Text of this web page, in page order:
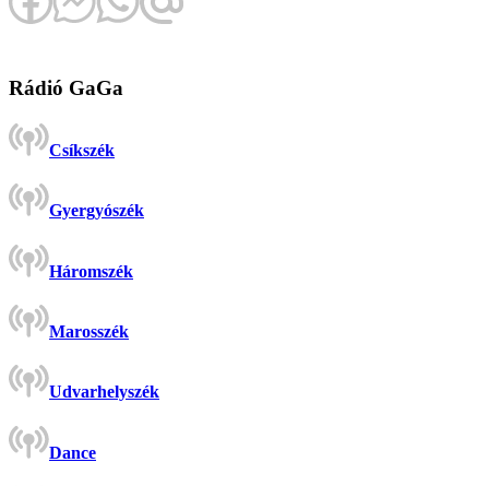
Rádió GaGa
Csíkszék
Gyergyószék
Háromszék
Marosszék
Udvarhelyszék
Dance